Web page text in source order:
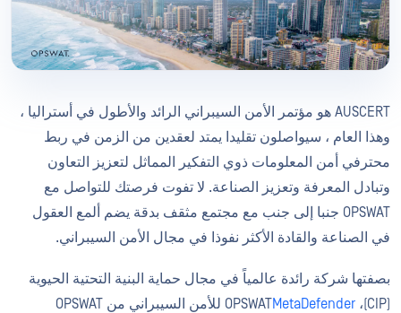
AUSCERT هو مؤتمر الأمن السيبراني الرائد والأطول في أستراليا ،
وهذا العام ، سيواصلون تقليدا يمتد لعقدين من الزمن في ربط
محترفي أمن المعلومات ذوي التفكير المماثل لتعزيز التعاون
وتبادل المعرفة وتعزيز الصناعة. لا تفوت فرصتك للتواصل مع
OPSWAT جنبا إلى جنب مع مجتمع مثقف بدقة يضم ألمع العقول
في الصناعة والقادة الأكثر نفوذا في مجال الأمن السيبراني.
بصفتها شركة رائدة عالمياً في مجال حماية البنية التحتية الحيوية
(CIP)، OPSWAT
MetaDefender
للأمن السيبراني من OPSWAT